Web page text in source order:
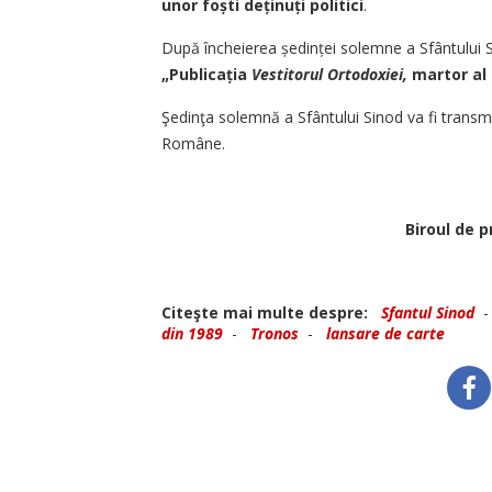
unor foști deținuți politici.
După încheierea ședinței solemne a Sfântului
„Publicația Vestitorul Ortodoxiei, martor al
Şedinţa solemnă a Sfântului Sinod va fi
Române.
Biroul de
Citeşte mai multe despre: Sfantul Sinod
din 1989 - Tronos - lansare de carte